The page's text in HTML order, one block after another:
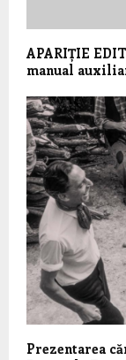
APARIȚIE
manual
Prezentarea